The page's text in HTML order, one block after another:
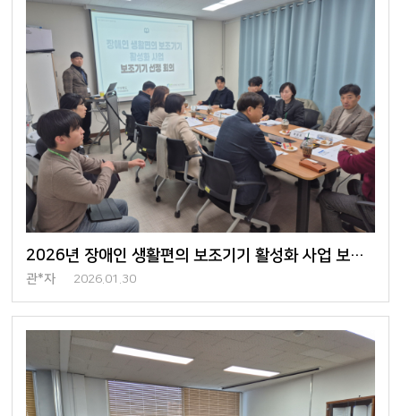
2026년 장애인 생활편의 보조기기 활성화 사업 보조기기 선정 회의
관*자 2026.01.30